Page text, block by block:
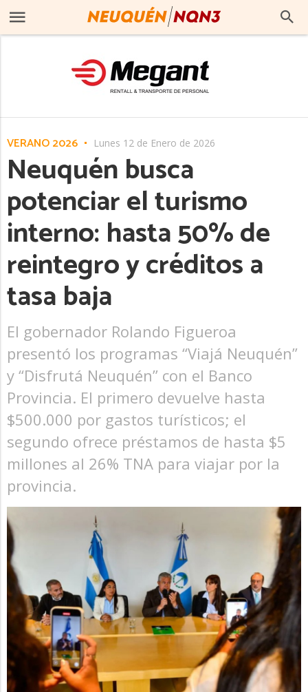
VERANO 2026 Lunes 12 de Enero de 2026
Neuquén busca
potenciar el turismo
interno: hasta 50% de
reintegro y créditos a
tasa baja
El gobernador Rolando Figueroa
presentó los programas “Viajá Neuquén”
y “Disfrutá Neuquén” con el Banco
Provincia. El primero devuelve hasta
$500.000 por gastos turísticos; el
segundo ofrece préstamos de hasta $5
millones al 26% TNA para viajar por la
provincia.